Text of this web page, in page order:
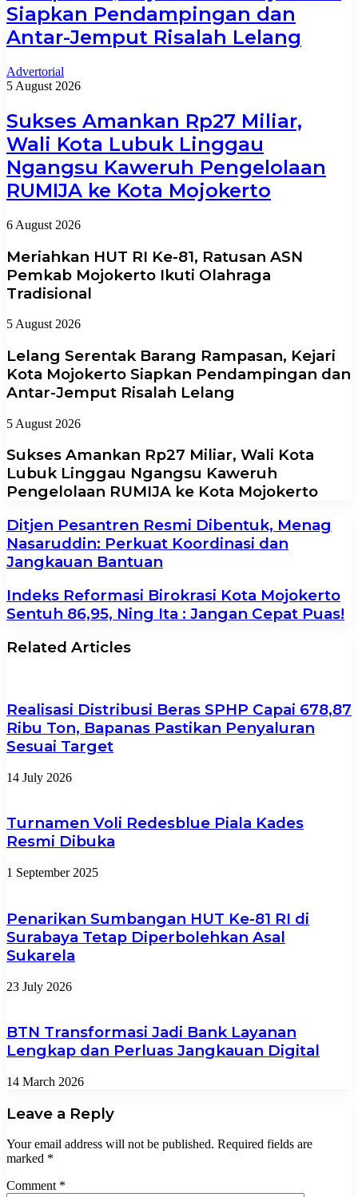
Siapkan Pendampingan dan
Antar-Jemput Risalah Lelang
Advertorial
5 August 2026
Sukses Amankan Rp27 Miliar,
Wali Kota Lubuk Linggau
Ngangsu Kaweruh Pengelolaan
RUMIJA ke Kota Mojokerto
6 August 2026
Meriahkan HUT RI Ke-81, Ratusan ASN
Pemkab Mojokerto Ikuti Olahraga
Tradisional
5 August 2026
Lelang Serentak Barang Rampasan, Kejari
Kota Mojokerto Siapkan Pendampingan dan
Antar-Jemput Risalah Lelang
5 August 2026
Sukses Amankan Rp27 Miliar, Wali Kota
Lubuk Linggau Ngangsu Kaweruh
Pengelolaan RUMIJA ke Kota Mojokerto
Ditjen Pesantren Resmi Dibentuk, Menag
Nasaruddin: Perkuat Koordinasi dan
Jangkauan Bantuan
Indeks Reformasi Birokrasi Kota Mojokerto
Sentuh 86,95, Ning Ita : Jangan Cepat Puas!
Related Articles
Realisasi Distribusi Beras SPHP Capai 678,87
Ribu Ton, Bapanas Pastikan Penyaluran
Sesuai Target
14 July 2026
Turnamen Voli Redesblue Piala Kades
Resmi Dibuka
1 September 2025
Penarikan Sumbangan HUT Ke-81 RI di
Surabaya Tetap Diperbolehkan Asal
Sukarela
23 July 2026
BTN Transformasi Jadi Bank Layanan
Lengkap dan Perluas Jangkauan Digital
14 March 2026
Leave a Reply
Your email address will not be published. Required fields are
marked *
Comment *